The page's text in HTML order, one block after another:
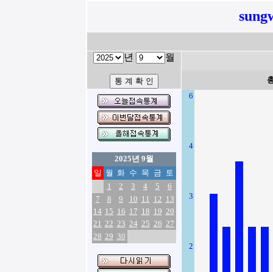
년 월
2025년 9월
일 월 화 수 목 금 토
1
2 3 4 5
6
7
8 9 10 11 12 13
14 15 16 17 18 19 20
21 22 23 24 25 26 27
28 29 30
6
4
3
2